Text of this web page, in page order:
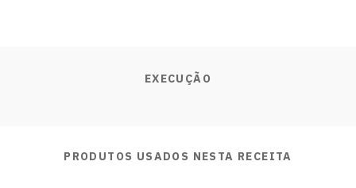
EXECUÇÃO
PRODUTOS USADOS NESTA RECEITA